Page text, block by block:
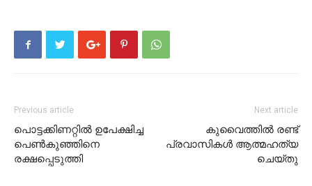
Previous article
പൊട്ടക്കിണറ്റിൽ ഉപേക്ഷിച്ച
പെൺകുഞ്ഞിനെ
രക്ഷപ്പെടുത്തി
Next article
കുവൈത്തിൽ രണ്ട്
പ്രവാസികൾ ആത്മഹത്യ
ചെയ്തു